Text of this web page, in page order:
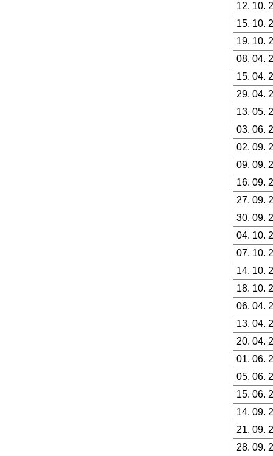
12. 10.
15. 10.
19. 10.
08. 04.
15. 04.
29. 04.
13. 05.
03. 06.
02. 09.
09. 09.
16. 09.
27. 09.
30. 09.
04. 10.
07. 10.
14. 10.
18. 10.
06. 04.
13. 04.
20. 04.
01. 06.
05. 06.
15. 06.
14. 09.
21. 09.
28. 09.